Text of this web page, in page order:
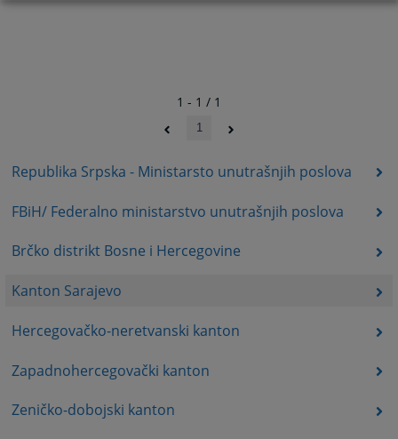
Republika Srpska - Ministarsto unutrašnjih poslova
FBiH/ Federalno ministarstvo unutrašnjih poslova
Brčko distrikt Bosne i Hercegovine
Kanton Sarajevo
Hercegovačko-neretvanski kanton
Zapadnohercegovački kanton
Zeničko-dobojski kanton
1 - 1 / 1
1